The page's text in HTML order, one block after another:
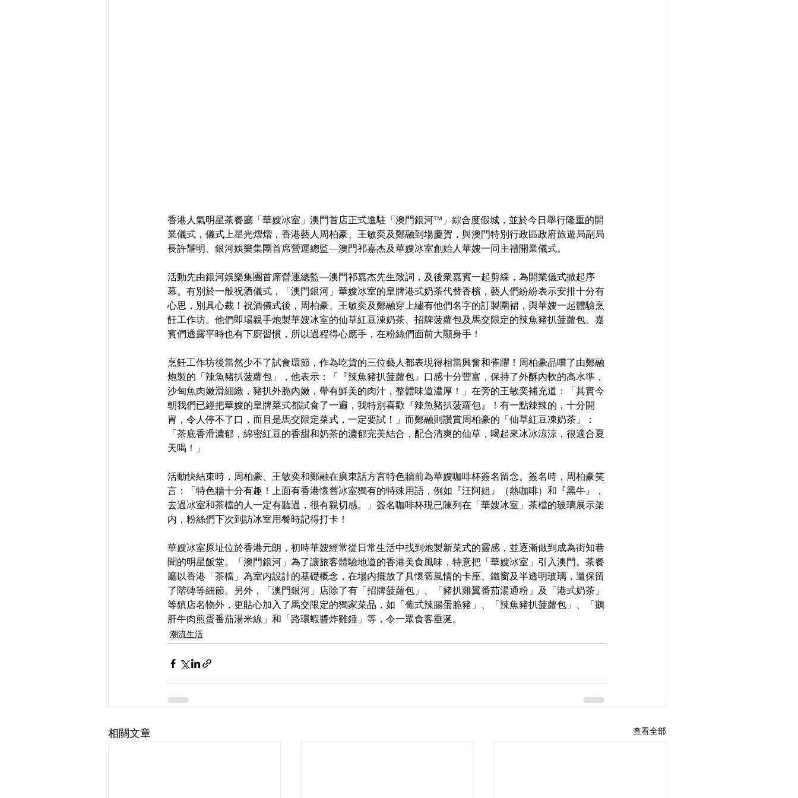
香港人氣明星茶餐廳「華嫂冰室」澳門首店正式進駐「澳門銀河™」綜合度假城，並於今日舉行隆重的開
業儀式，儀式上星光熠熠，香港藝人周柏豪、王敏奕及鄭融到場慶賀，與澳門特別行政區政府旅遊局副局
長許耀明、銀河娛樂集團首席營運總監—澳門祁嘉杰及華嫂冰室創始人華嫂一同主禮開業儀式。
活動先由銀河娛樂集團首席營運總監—澳門祁嘉杰先生致詞，及後衆嘉賓一起剪綵，為開業儀式掀起序
幕。有別於一般祝酒儀式，「澳門銀河」華嫂冰室的皇牌港式奶茶代替香檳，藝人們紛紛表示安排十分有
心思，別具心裁！祝酒儀式後，周柏豪、王敏奕及鄭融穿上繡有他們名字的訂製圍裙，與華嫂一起體驗烹
飪工作坊。他們即場親手炮製華嫂冰室的仙草紅豆凍奶茶、招牌菠蘿包及馬交限定的辣魚豬扒菠蘿包。嘉
賓們透露平時也有下廚習慣，所以過程得心應手，在粉絲們面前大顯身手！
烹飪工作坊後當然少不了試食環節，作為吃貨的三位藝人都表現得相當興奮和雀躍！周柏豪品嚐了由鄭融
炮製的「辣魚豬扒菠蘿包」，他表示：「『辣魚豬扒菠蘿包』口感十分豐富，保持了外酥內軟的高水準，
沙甸魚肉嫩滑細緻，豬扒外脆內嫩，帶有鮮美的肉汁，整體味道濃厚！」在旁的王敏奕補充道：「其實今
朝我們已經把華嫂的皇牌菜式都試食了一遍，我特別喜歡『辣魚豬扒菠蘿包』！有一點辣辣的，十分開
胃，令人停不了口，而且是馬交限定菜式，一定要試！」而鄭融則讚賞周柏豪的「仙草紅豆凍奶茶」：
「茶底香滑濃郁，綿密紅豆的香甜和奶茶的濃郁完美結合，配合清爽的仙草，喝起來冰冰涼涼，很適合夏
天喝！」
活動快結束時，周柏豪、王敏奕和鄭融在廣東話方言特色牆前為華嫂咖啡杯簽名留念。簽名時，周柏豪笑
言：「特色牆十分有趣！上面有香港懷舊冰室獨有的特殊用語，例如『汪阿姐』（熱咖啡）和『黑牛』，
去過冰室和茶檔的人一定有聽過，很有親切感。」簽名咖啡杯現已陳列在「華嫂冰室」茶檔的玻璃展示架
内，粉絲們下次到訪冰室用餐時記得打卡！
華嫂冰室原址位於香港元朗，初時華嫂經常從日常生活中找到炮製新菜式的靈感，並逐漸做到成為街知巷
聞的明星飯堂。「澳門銀河」為了讓旅客體驗地道的香港美食風味，特意把「華嫂冰室」引入澳門。茶餐
廳以香港「茶檔」為室内設計的基礎概念，在場内擺放了具懷舊風情的卡座、鐵窗及半透明玻璃，還保留
了階磚等細節。另外，「澳門銀河」店除了有「招牌菠蘿包」、「豬扒雞翼番茄湯通粉」及「港式奶茶」
等鎮店名物外，更貼心加入了馬交限定的獨家菜品，如「葡式辣腸蛋脆豬」、「辣魚豬扒菠蘿包」、「鵝
肝牛肉煎蛋番茄湯米線」和「路環蝦醬炸雞錘」等，令一眾食客垂涎。
潮流生活
相關文章 查看全部